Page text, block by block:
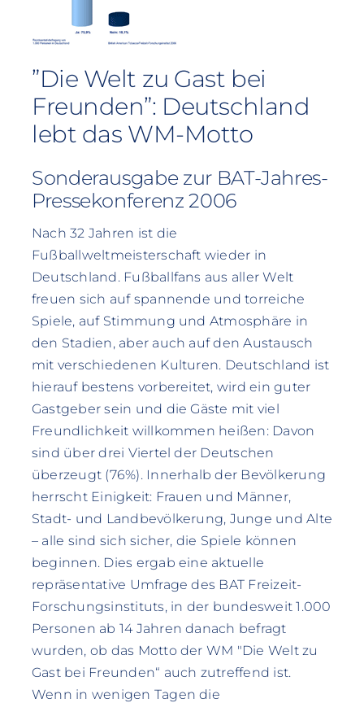
”Die Welt zu Gast bei
Freunden”: Deutschland
lebt das WM-Motto
Sonderausgabe zur BAT-Jahres-
Pressekonferenz 2006
Nach 32 Jahren ist die
Fußballweltmeisterschaft wieder in
Deutschland. Fußballfans aus aller Welt
freuen sich auf spannende und torreiche
Spiele, auf Stimmung und Atmosphäre in
den Stadien, aber auch auf den Austausch
mit verschiedenen Kulturen. Deutschland ist
hierauf bestens vorbereitet, wird ein guter
Gastgeber sein und die Gäste mit viel
Freundlichkeit willkommen heißen: Davon
sind über drei Viertel der Deutschen
überzeugt (76%). Innerhalb der Bevölkerung
herrscht Einigkeit: Frauen und Männer,
Stadt- und Landbevölkerung, Junge und Alte
– alle sind sich sicher, die Spiele können
beginnen. Dies ergab eine aktuelle
repräsentative Umfrage des BAT Freizeit-
Forschungsinstituts, in der bundesweit 1.000
Personen ab 14 Jahren danach befragt
wurden, ob das Motto der WM "Die Welt zu
Gast bei Freunden“ auch zutreffend ist.
Wenn in wenigen Tagen die